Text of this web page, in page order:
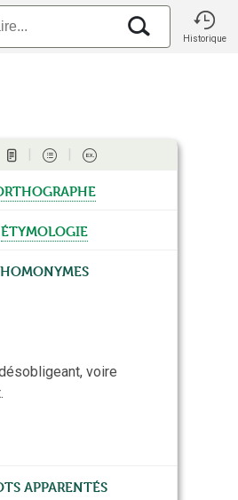
Historique
étymologie
Homonymes
voire
apparentés